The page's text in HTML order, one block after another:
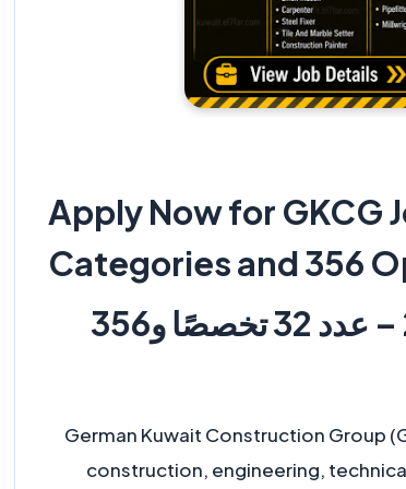
Apply Now for GKCG
Categories and 356
قدم الآن على وظائف GKCG في الكويت 2026 – عدد 32 تخصصًا و356
German Kuwait Construction Group
construction, engineering,